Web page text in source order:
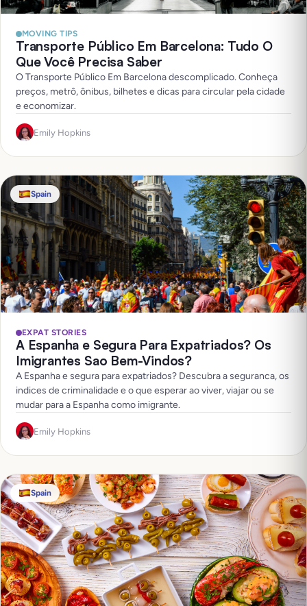
MOVING TIPS
Transporte Público Em Barcelona: Tudo O
Que Você Precisa Saber
O Transporte Público Em Barcelona descomplicado. Conheça
preços, metrô, ônibus, bilhetes e dicas para circular pela cidade
e economizar.
Emily Hopkins
Spain
EXPAT STORIES
A Espanha e Segura Para Expatriados? Os
Imigrantes Sao Bem-Vindos?
A Espanha e segura para expatriados? Descubra a seguranca, os
indices de criminalidade e o que esperar ao viver, viajar ou se
mudar para a Espanha como imigrante.
Emily Hopkins
Spain